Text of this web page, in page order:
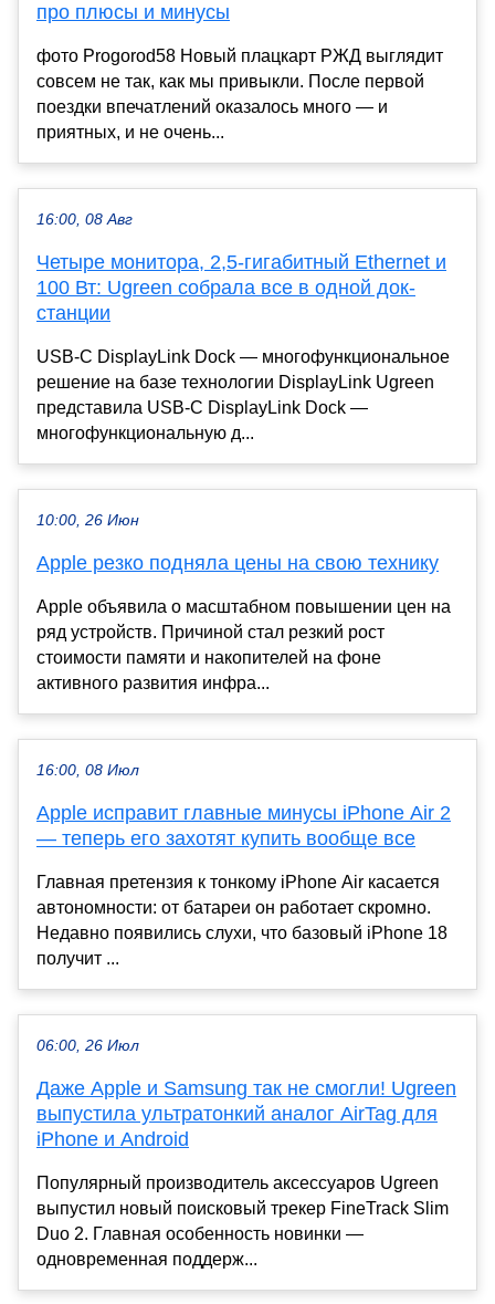
про плюсы и минусы
фото Progorod58 Новый плацкарт РЖД выглядит
совсем не так, как мы привыкли. После первой
поездки впечатлений оказалось много — и
приятных, и не очень...
16:00, 08 Авг
Четыре монитора, 2,5-гигабитный Ethernet и
100 Вт: Ugreen собрала все в одной док-
станции
USB-C DisplayLink Dock — многофункциональное
решение на базе технологии DisplayLink Ugreen
представила USB-C DisplayLink Dock —
многофункциональную д...
10:00, 26 Июн
Apple резко подняла цены на свою технику
Apple объявила о масштабном повышении цен на
ряд устройств. Причиной стал резкий рост
стоимости памяти и накопителей на фоне
активного развития инфра...
16:00, 08 Июл
Apple исправит главные минусы iPhone Air 2
— теперь его захотят купить вообще все
Главная претензия к тонкому iPhone Air касается
автономности: от батареи он работает скромно.
Недавно появились слухи, что базовый iPhone 18
получит ...
06:00, 26 Июл
Даже Apple и Samsung так не смогли! Ugreen
выпустила ультратонкий аналог AirTag для
iPhone и Android
Популярный производитель аксессуаров Ugreen
выпустил новый поисковый трекер FineTrack Slim
Duo 2. Главная особенность новинки —
одновременная поддерж...